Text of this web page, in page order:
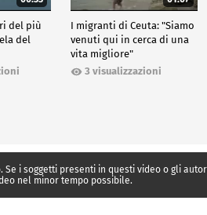
del più
del
I migranti di Ceuta: "Siamo
venuti qui in cerca di una
vita migliore"
3 visualizzazioni
i soggetti presenti in questi video o gli
nel minor tempo possibile.